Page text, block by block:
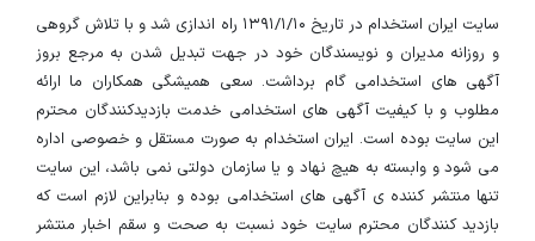
کارشناس فنی پشتیبانی نرم افزار
تهران
۲ سال پیش منقضی شده
سایت ایران استخدام در تاریخ ۱۳۹۱/۱/۱۰ راه اندازی شد و با تلاش گروهی
و روزانه مدیران و نویسندگان خود در جهت تبدیل شدن به مرجع بروز
آگهی های استخدامی گام برداشت. سعی همیشگی همکاران ما ارائه
مطلوب و با کیفیت آگهی های استخدامی خدمت بازدیدکنندگان محترم
این سایت بوده است. ایران استخدام به صورت مستقل و خصوصی اداره
می شود و وابسته به هیچ نهاد و یا سازمان دولتی نمی باشد، این سایت
تنها منتشر کننده ی آگهی های استخدامی بوده و بنابراین لازم است که
بازدید کنندگان محترم سایت خود نسبت به صحت و سقم اخبار منتشر